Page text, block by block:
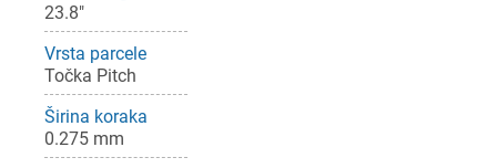
23.8"
Vrsta parcele
Točka Pitch
Širina koraka
0.275 mm